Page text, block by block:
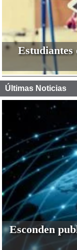
Estudiantes
Últimas Noticias
Esconden